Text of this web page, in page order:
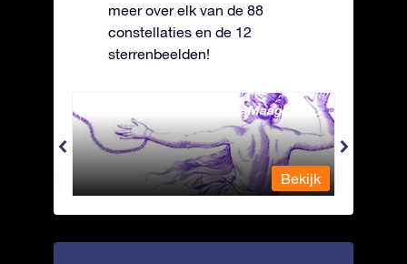
meer over elk van de 88
constellaties en de 12
sterrenbeelden!
Andromeda - Geketende Maagd
Bekijk